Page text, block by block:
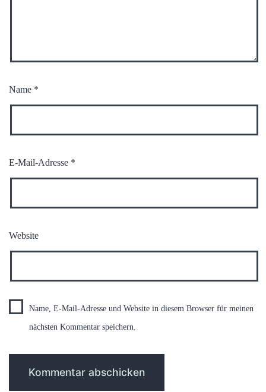
Name *
E-Mail-Adresse *
Website
Name, E-Mail-Adresse und Website in diesem Browser für meinen
nächsten Kommentar speichern.